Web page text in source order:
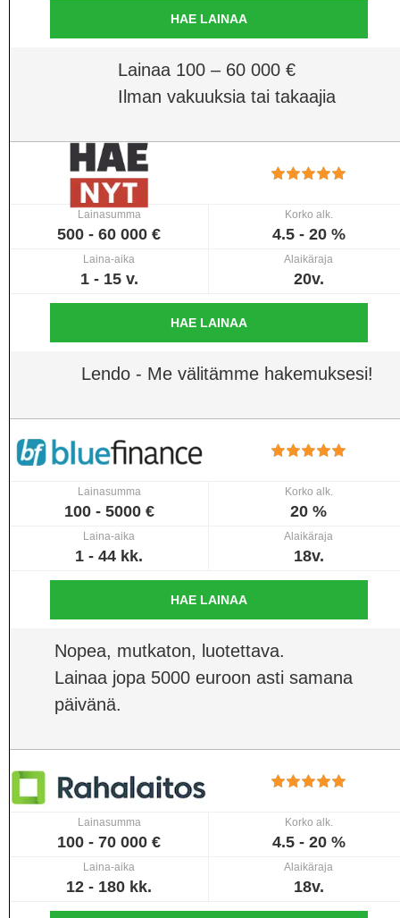
HAE LAINAA
Lainaa 100 – 60 000 €
Ilman vakuuksia tai takaajia
Lainasumma
500 - 60 000 €
Korko alk.
4.5 - 20 %
Laina-aika
1 - 15 v.
Alaikäraja
20v.
HAE LAINAA
Lendo - Me välitämme hakemuksesi!
Lainasumma
100 - 5000 €
Korko alk.
20 %
Laina-aika
1 - 44 kk.
Alaikäraja
18v.
HAE LAINAA
Nopea, mutkaton, luotettava.
Lainaa jopa 5000 euroon asti samana
päivänä.
Lainasumma
100 - 70 000 €
Korko alk.
4.5 - 20 %
Laina-aika
12 - 180 kk.
Alaikäraja
18v.